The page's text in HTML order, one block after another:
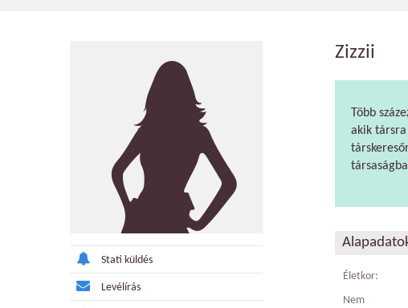
Stati küldés
Levélírás
Zizzii
Több
akik társra
Életkor:
Nem